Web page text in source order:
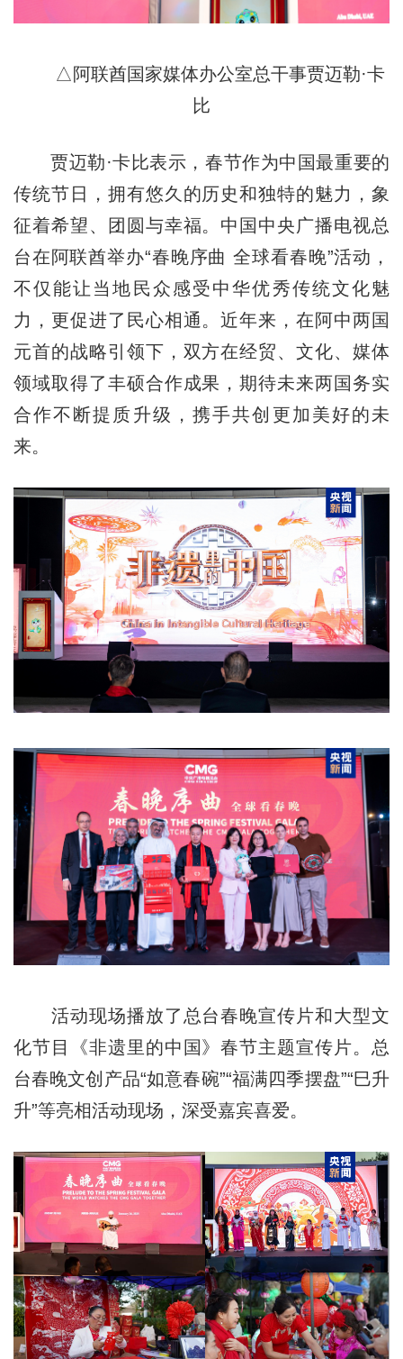
△阿联酋国家媒体办公室总干事贾迈勒·卡
比
贾迈勒·卡比表示，春节作为中国最重要的
传统节日，拥有悠久的历史和独特的魅力，象
征着希望、团圆与幸福。中国中央广播电视总
台在阿联酋举办“春晚序曲 全球看春晚”活动，
不仅能让当地民众感受中华优秀传统文化魅
力，更促进了民心相通。近年来，在阿中两国
元首的战略引领下，双方在经贸、文化、媒体
领域取得了丰硕合作成果，期待未来两国务实
合作不断提质升级，携手共创更加美好的未
来。
活动现场播放了总台春晚宣传片和大型文
化节目《非遗里的中国》春节主题宣传片。总
台春晚文创产品“如意春碗”“福满四季摆盘”“巳升
升”等亮相活动现场，深受嘉宾喜爱。